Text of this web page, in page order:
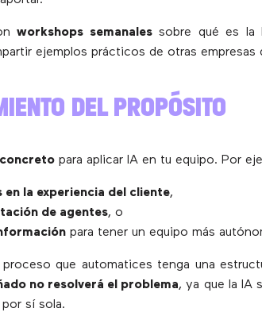
workshops semanalessobre qué es la
ejemplos prácticos de otras empresas
DEL PROPÓSITO
para aplicar IA en tu equipo. Por
en la experiencia del cliente,
de agentes, o
para tener un equipo más
que automatices tenga una
no resolverá el problema, ya que la IA
sí sola.